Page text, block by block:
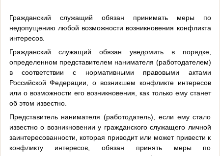
Гражданский служащий обязан принимать меры по
недопущению любой возможности возникновения конфликта
интересов.
Гражданский служащий обязан уведомить в порядке,
определенном представителем нанимателя (работодателем)
в соответствии с нормативными правовыми актами
Российской Федерации, о возникшем конфликте интересов
или о возможности его возникновения, как только ему станет
об этом известно.
Представитель нанимателя (работодатель), если ему стало
известно о возникновении у гражданского служащего личной
заинтересованности, которая приводит или может привести к
конфликту интересов, обязан принять меры по